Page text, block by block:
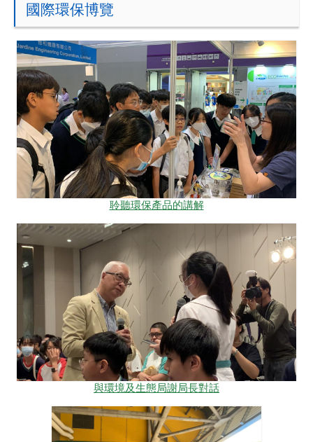
國際環保博覽
聆聽環保產品的講解
與環境及生態局謝局長對話